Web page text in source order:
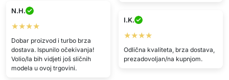
N.H.
★★★★
Dobar proizvod i turbo brza
dostava. Ispunilo očekivanja!
Volio/la bih vidjeti još sličnih
modela u ovoj trgovini.
I.K.
★★★★
Odlična kvaliteta, brza dostava,
prezadovoljan/na kupnjom.